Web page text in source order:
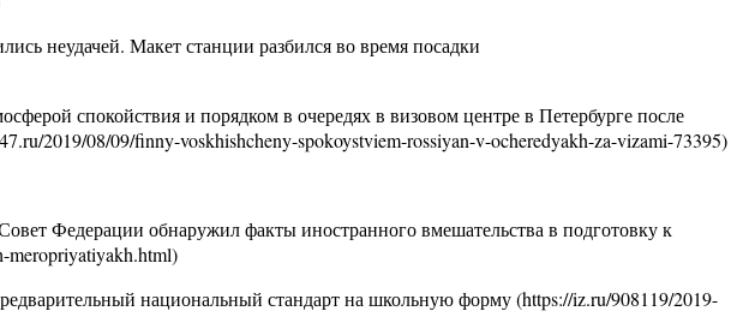
неудачей. Макет станции разбился во время посадки
спокойствия и порядком в очередях в визовом центре в Петербурге после
2019/08/09/finny-voskhishcheny-spokoystviem-rossiyan-v-ocheredyakh-za-vizami-73395)
Федерации обнаружил факты иностранного вмешательства в подготовку к
meropriyatiyakh.html)
национальный стандарт на школьную форму (https://iz.ru/908119/2019-